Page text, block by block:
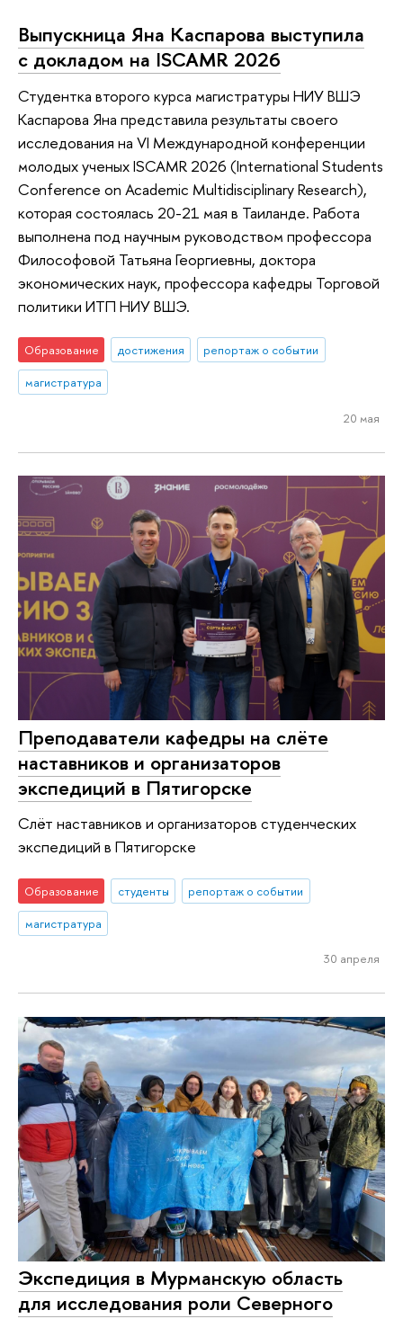
Выпускница Яна Каспарова выступила
с докладом на ISCAMR 2026
Студентка второго курса магистратуры НИУ ВШЭ
Каспарова Яна представила результаты своего
исследования на VI Международной конференции
молодых ученых ISCAMR 2026 (International Students
Conference on Academic Multidisciplinary Research),
которая состоялась 20-21 мая в Таиланде. Работа
выполнена под научным руководством профессора
Философовой Татьяна Георгиевны, доктора
экономических наук, профессора кафедры Торговой
политики ИТП НИУ ВШЭ.
Образование достижения
репортаж о событии
магистратура
20 мая
Преподаватели кафедры на слёте
наставников и организаторов
экспедиций в Пятигорске
Слёт наставников и организаторов студенческих
экспедиций в Пятигорске
Образование студенты
репортаж о событии
магистратура
30 апреля
Экспедиция в Мурманскую область
для исследования роли Северного